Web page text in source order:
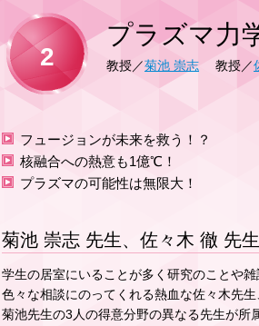
2
プラズマ力
教授／菊池 崇志 教授／
フュージョンが未来を救う！？
核融合への熱意も1億℃！
プラズマの可能性は無限大！
菊池 崇志 先生、佐々木 徹 先
学生の居室にいることが多く研究のことや
色々な相談にのってくれる熱血な佐々木先
菊池先生の3人の得意分野の異なる先生が所